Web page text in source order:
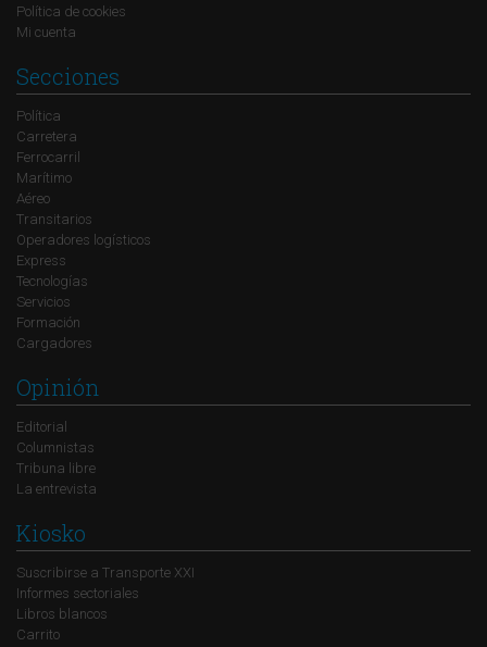
Política de cookies
Mi cuenta
Secciones
Política
Carretera
Ferrocarril
Marítimo
Aéreo
Transitarios
Operadores logísticos
Express
Tecnologías
Servicios
Formación
Cargadores
Opinión
Editorial
Columnistas
Tribuna libre
La entrevista
Kiosko
Suscribirse a Transporte XXI
Informes sectoriales
Libros blancos
Carrito